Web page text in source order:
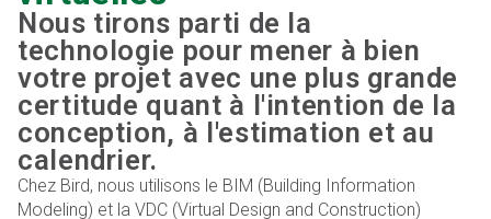
Nous tirons parti de la
technologie pour mener à bien
votre projet avec une plus grande
certitude quant à l'intention de la
conception, à l'estimation et au
calendrier.
Chez Bird, nous utilisons le BIM (Building Information
Modeling) et la VDC (Virtual Design and Construction)